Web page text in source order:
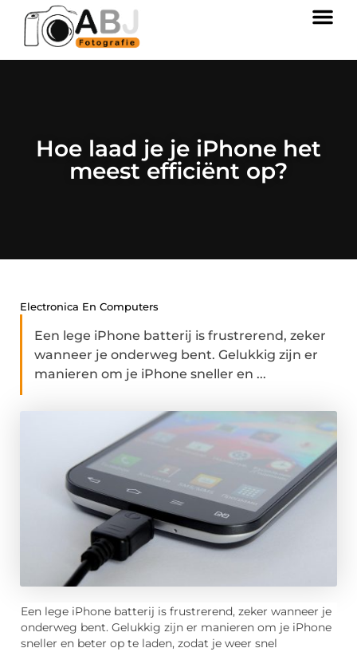
Hoe laad je je iPhone het
meest efficiënt op?
Electronica En Computers
Een lege iPhone batterij is frustrerend, zeker
wanneer je onderweg bent. Gelukkig zijn er
manieren om je iPhone sneller en ...
Een lege iPhone batterij is frustrerend, zeker wanneer je
onderweg bent. Gelukkig zijn er manieren om je iPhone
sneller en beter op te laden, zodat je weer snel